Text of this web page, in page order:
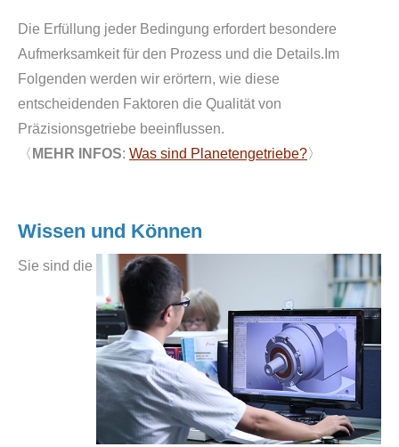
Die Erfüllung jeder Bedingung erfordert besondere
Aufmerksamkeit für den Prozess und die Details.Im
Folgenden werden wir erörtern, wie diese
entscheidenden Faktoren die Qualität von
Präzisionsgetriebe beeinflussen.
〈 MEHR INFOS: Was sind Planetengetriebe?〉
Wissen und Können
Sie sind die